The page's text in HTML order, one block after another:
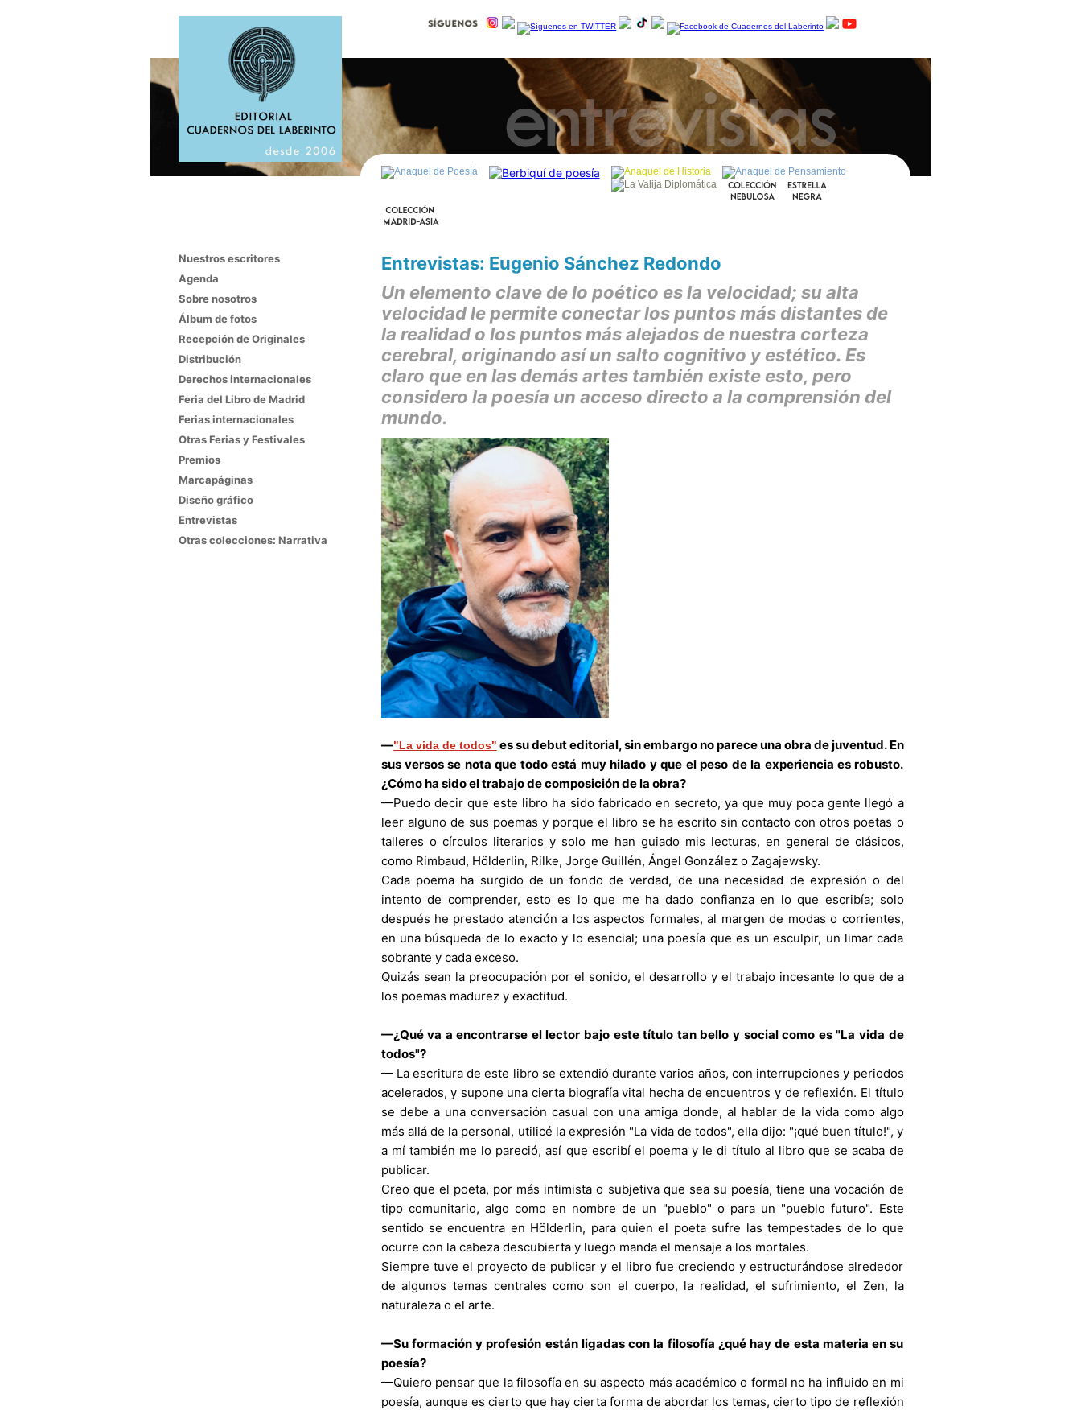
Nuestros escritores
Agenda
Sobre nosotros
Álbum de fotos
Recepción de Originales
Distribución
Derechos internacionales
Feria del Libro de Madrid
Ferias internacionales
Otras Ferias y Festivales
Premios
Marcapáginas
Diseño gráfico
Entrevistas
Otras colecciones: Narrativa
Entrevistas: Eugenio Sánchez Redondo
Un elemento clave de lo poético es la velocidad; su alta
velocidad le permite conectar los puntos más distantes de
la realidad o los puntos más alejados de nuestra corteza
cerebral, originando así un salto cognitivo y estético. Es
claro que en las demás artes también existe esto, pero
considero la poesía un acceso directo a la comprensión del
mundo.
—"La vida de todos" es su debut editorial, sin embargo no parece una obra de juventud. En
sus versos se nota que todo está muy hilado y que el peso de la experiencia es robusto.
¿Cómo ha sido el trabajo de composición de la obra?
—Puedo decir que este libro ha sido fabricado en secreto, ya que muy poca gente llegó a
leer alguno de sus poemas y porque el libro se ha escrito sin contacto con otros poetas o
talleres o círculos literarios y solo me han guiado mis lecturas, en general de clásicos,
como Rimbaud, Hölderlin, Rilke, Jorge Guillén, Ángel González o Zagajewsky.
Cada poema ha surgido de un fondo de verdad, de una necesidad de expresión o del
intento de comprender, esto es lo que me ha dado confianza en lo que escribía; solo
después he prestado atención a los aspectos formales, al margen de modas o corrientes,
en una búsqueda de lo exacto y lo esencial; una poesía que es un esculpir, un limar cada
sobrante y cada exceso.
Quizás sean la preocupación por el sonido, el desarrollo y el trabajo incesante lo que de a
los poemas madurez y exactitud.
—¿Qué va a encontrarse el lector bajo este título tan bello y social como es "La vida de
todos"?
— La escritura de este libro se extendió durante varios años, con interrupciones y periodos
acelerados, y supone una cierta biografía vital hecha de encuentros y de reflexión. El título
se debe a una conversación casual con una amiga donde, al hablar de la vida como algo
más allá de la personal, utilicé la expresión "La vida de todos", ella dijo: "¡qué buen título!", y
a mí también me lo pareció, así que escribí el poema y le di título al libro que se acaba de
publicar.
Creo que el poeta, por más intimista o subjetiva que sea su poesía, tiene una vocación de
tipo comunitario, algo como en nombre de un "pueblo" o para un "pueblo futuro". Este
sentido se encuentra en Hölderlin, para quien el poeta sufre las tempestades de lo que
ocurre con la cabeza descubierta y luego manda el mensaje a los mortales.
Siempre tuve el proyecto de publicar y el libro fue creciendo y estructurándose alrededor
de algunos temas centrales como son el cuerpo, la realidad, el sufrimiento, el Zen, la
naturaleza o el arte.
—Su formación y profesión están ligadas con la filosofía ¿qué hay de esta materia en su
poesía?
—Quiero pensar que la filosofía en su aspecto más académico o formal no ha influido en mi
poesía, aunque es cierto que hay cierta forma de abordar los temas, cierto tipo de reflexión